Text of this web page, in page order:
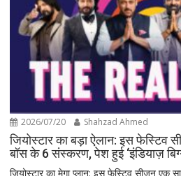
2026/07/20 Shahzad Ahmed
जियोस्टार का बड़ा ऐलान: इस फेस्टिव
बॉस के 6 संस्करण, पेश हुई ‘इंडियाज़
जियोस्टार का मेगा प्लान: इस फेस्टिव सीज़न